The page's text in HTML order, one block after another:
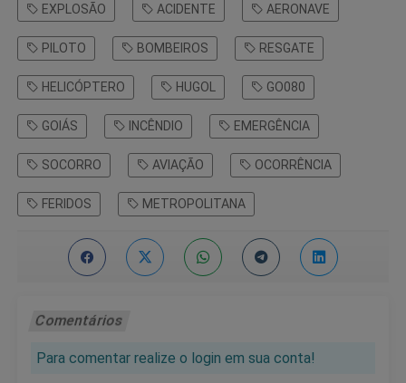
EXPLOSÃO ACIDENTE AERONAVE
PILOTO BOMBEIROS RESGATE
HELICÓPTERO HUGOL GO080
GOIÁS INCÊNDIO EMERGÊNCIA
SOCORRO AVIAÇÃO OCORRÊNCIA
FERIDOS METROPOLITANA
Comentários
Para comentar realize o login em sua conta!